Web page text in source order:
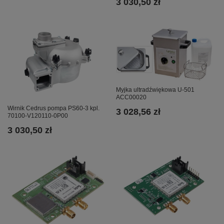
Wirnik Cedrus pompa PS60-3 kpl.
70100-V120110-0P00
3 030,50 zł
Myjka ultradźwiękowa U-501
ACC00020
3 028,56 zł